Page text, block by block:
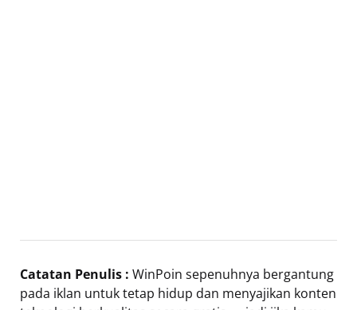
Catatan Penulis : WinPoin sepenuhnya bergantung
pada iklan untuk tetap hidup dan menyajikan konten